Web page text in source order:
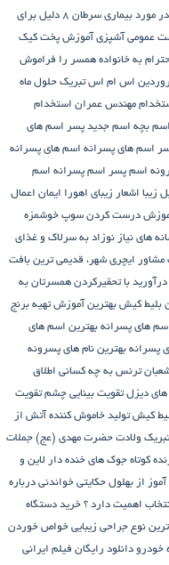
8 دلیل برای
عمومی آشپزی آموزش پخت کیک
به خانواده همسر را فراموش
اس ام اس تبریک حلول ماه
مهندس عمران استخدام
اسم بچه اسم جدید پسر اسم های
اسم های پسرانه اسم های پسرانه
اسم پسر اسم پسرانه اسم
زیبا اشعار زیبای اهورا ایمان اعمال
درست کردن سوپ خوشمزه
های نیاز نوزاد به سرلاک و غذای
مشاور ایچری شهر، قدیمی ترین بافت
با تحقیرکردن همسرتان به
بلیط کیش بهترین آموزش تهیه برنج
های پسرانه بهترین اسم های
پسرانه بهترین نام های پسرونه
ترنس به چه کسانی اطلاق
های دیزل تقویت بینایی چشم تقویت
کیش تولید خاموش کننده آتش از
ولادت حضرت مهدی (عج) جملات
کوتاه جوک های خنده دار لاین و
از بهلول حکایتی خواندنی درباره
اهمیت دارد ؟ خرید دستگاه
نوع جراحی زیبایی خواص خوردن
خودرو دانلود رایگان فیلم ایرانی